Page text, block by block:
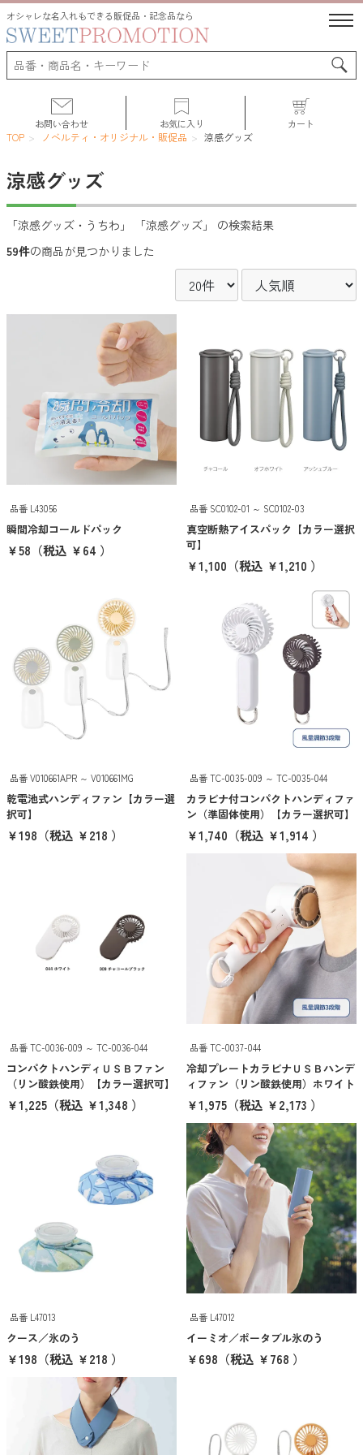
オシャレな名入れもできる販促品・記念品なら
お問い合わせ お気に入り カート
人気ランキング
初めての方へ
よくある質問
ご注文・包装について
スイプロマガジン
オリジナルグッズ制作について
入稿データについて
キーワード検索
価格帯から探す
100円以下
201〜300円
301〜400円
クリア 検索
クリア 検索
カテゴリーから探す
タンブラー・ボトル
美容・コスメ・メディカル
巾着・ポーチ
傘・雨具
PC・スマホグッズ
文具・ステーショナリー
TOP ノベルティ・オリジナル・販促品 涼感グッズ
涼感グッズ
「涼感グッズ・うちわ」 「涼感グッズ」 の検索結果
59件の商品が見つかりました
品番 L43056
瞬間冷却コールドパック
￥58 （税込 ￥64 ）
品番 SC0102-01 ～ SC0102-03
真空断熱アイスパック【カラー選択
可】
￥1,100 （税込 ￥1,210 ）
品番 V010661APR ～ V010661MG
乾電池式ハンディファン【カラー選
択可】
￥198 （税込 ￥218 ）
品番 TC-0035-009 ～ TC-0035-044
カラビナ付コンパクトハンディファ
ン（準固体使用）【カラー選択可】
￥1,740 （税込 ￥1,914 ）
品番 TC-0036-009 ～ TC-0036-044
コンパクトハンディＵＳＢファン
（リン酸鉄使用）【カラー選択可】
￥1,225 （税込 ￥1,348 ）
品番 TC-0037-044
冷却プレートカラビナＵＳＢハンデ
ィファン（リン酸鉄使用）ホワイト
￥1,975 （税込 ￥2,173 ）
品番 L47013
クース／氷のう
￥198 （税込 ￥218 ）
品番 L47012
イーミオ／ポータブル氷のう
￥698 （税込 ￥768 ）